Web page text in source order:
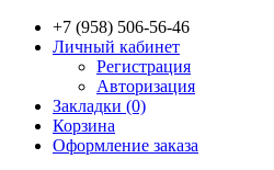
+7 (958) 506-56-46
Личный кабинет
Регистрация
Авторизация
Закладки (0)
Корзина
Оформление заказа